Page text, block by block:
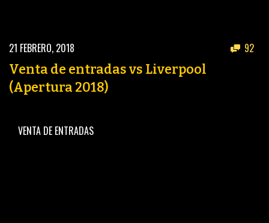
21 FEBRERO, 2018 92
Venta de entradas vs Liverpool
(Apertura 2018)
VENTA DE ENTRADAS